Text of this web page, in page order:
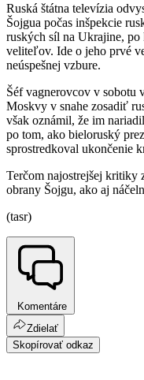
Ruská štátna televízia
Šojgua počas inšpekcie
ruských síl na Ukrajine, po
veliteľov. Ide o jeho prvé
neúspešnej vzbure.
Šéf vagnerovcov v sobotu
Moskvy v snahe zosadiť
však oznámil, že im
po tom, ako bieloruský
sprostredkoval ukončenie
Terčom najostrejšej kritiky
obrany Šojgu, ako aj
(tasr)
Komentáre
Zdielať
Skopírovať odkaz